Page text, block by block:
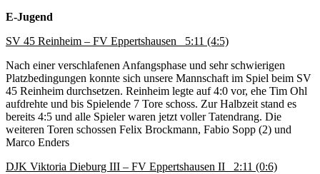
E-Jugend
SV 45 Reinheim – FV Eppertshausen 5:11 (4:5)
Nach einer verschlafenen Anfangsphase und sehr schwierigen
Platzbedingungen konnte sich unsere Mannschaft im Spiel beim SV
45 Reinheim durchsetzen. Reinheim legte auf 4:0 vor, ehe Tim Ohl
aufdrehte und bis Spielende 7 Tore schoss. Zur Halbzeit stand es
bereits 4:5 und alle Spieler waren jetzt voller Tatendrang. Die
weiteren Toren schossen Felix Brockmann, Fabio Sopp (2) und
Marco Enders
DJK Viktoria Dieburg III – FV Eppertshausen II 2:11 (0:6)